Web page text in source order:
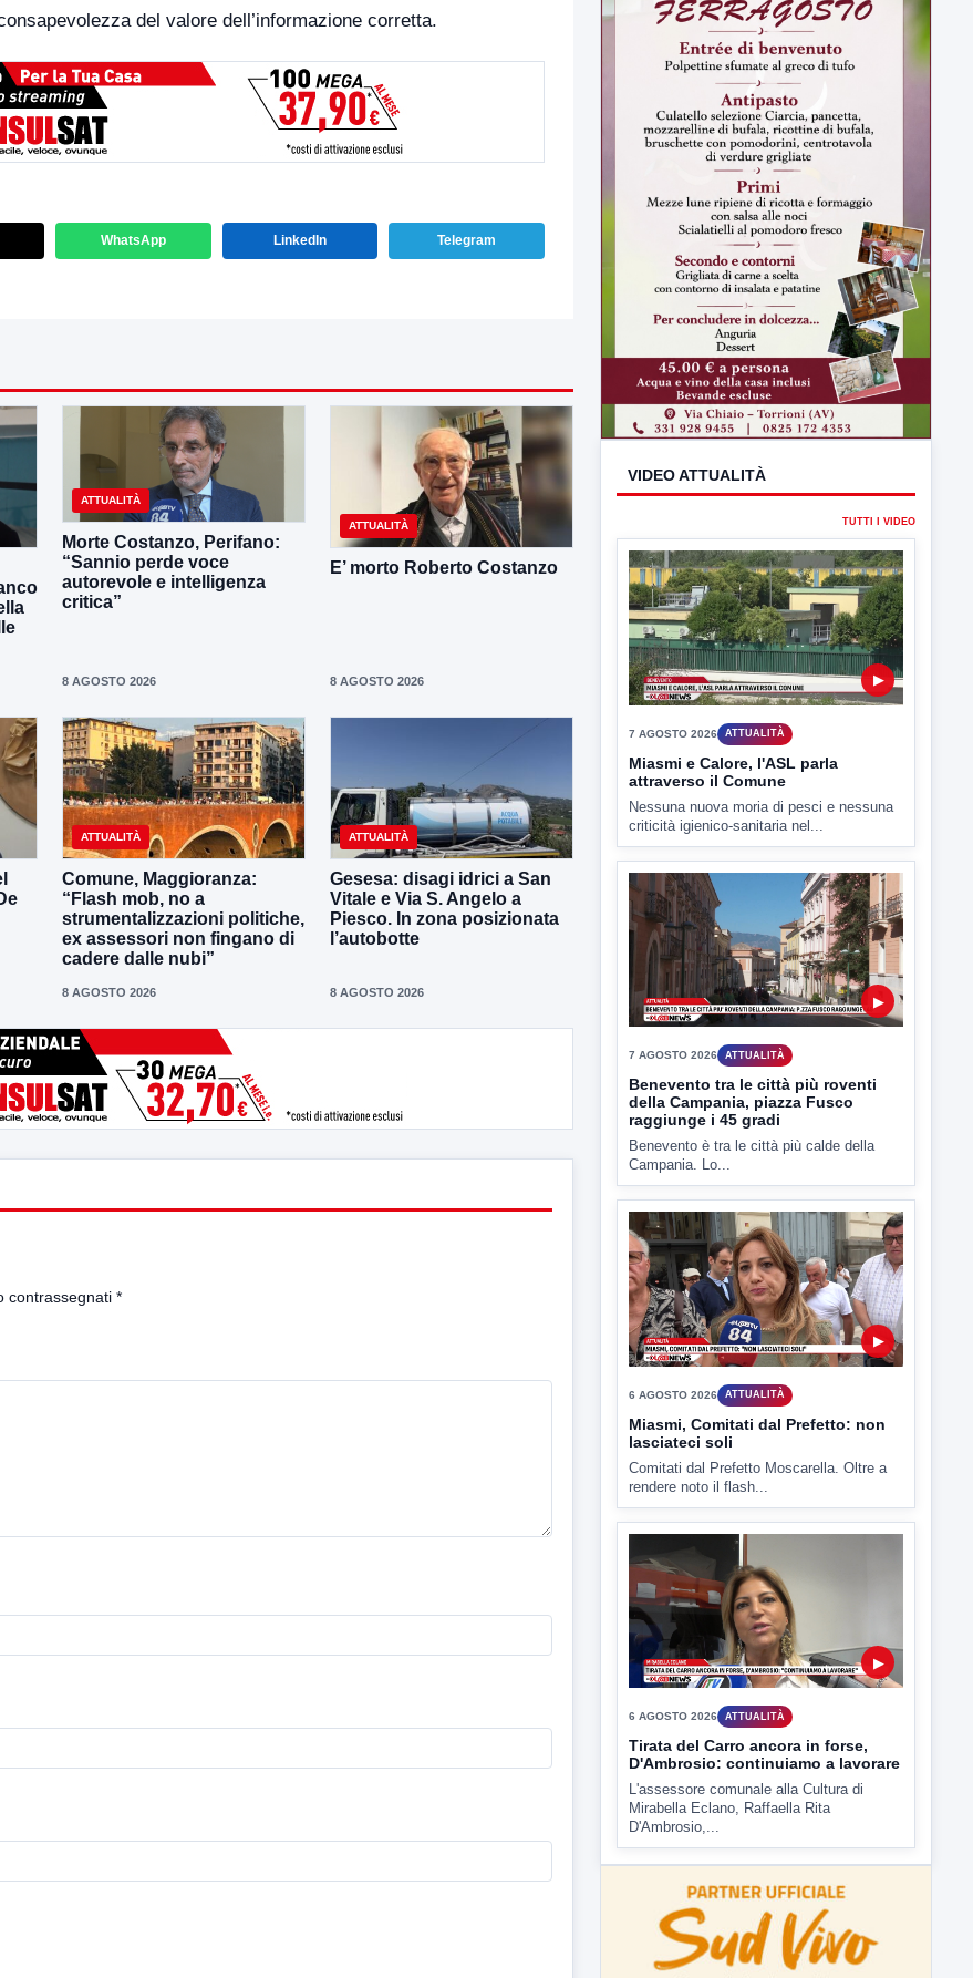
del valore dell’informazione corretta.
WhatsApp LinkedIn Telegram
ATTUALITÀ
Morte Costanzo, Perifano:
“Sannio perde voce
autorevole e intelligenza
critica”
8 AGOSTO 2026
ATTUALITÀ
E’ morto Roberto Costanzo
8 AGOSTO 2026
ATTUALITÀ
Comune, Maggioranza:
“Flash mob, no a
strumentalizzazioni politiche,
ex assessori non fingano di
cadere dalle nubi”
8 AGOSTO 2026
ATTUALITÀ
Gesesa: disagi idrici a San
Vitale e Via S. Angelo a
Piesco. In zona posizionata
l’autobotte
8 AGOSTO 2026
contrassegnati *
VIDEO ATTUALITÀ
▶
7 AGOSTO 2026 ATTUALITÀ
Miasmi e Calore, l'ASL parla
attraverso il Comune
Nessuna nuova moria di pesci e nessuna
criticità igienico-sanitaria nel...
▶
7 AGOSTO 2026 ATTUALITÀ
Benevento tra le città più roventi
della Campania, piazza Fusco
raggiunge i 45 gradi
Benevento è tra le città più calde della
Campania. Lo...
▶
6 AGOSTO 2026 ATTUALITÀ
Miasmi, Comitati dal Prefetto: non
lasciateci soli
Comitati dal Prefetto Moscarella. Oltre a
rendere noto il flash...
6 AGOSTO 2026 ATTUALITÀ
Tirata del Carro ancora in forse,
D'Ambrosio: continuiamo a lavorare
L'assessore comunale alla Cultura di
Mirabella Eclano, Raffaella Rita
D'Ambrosio,...